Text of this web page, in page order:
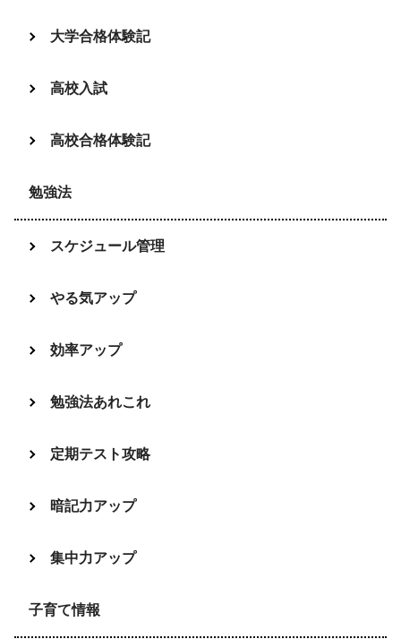
大学合格体験記
高校入試
高校合格体験記
勉強法
スケジュール管理
やる気アップ
効率アップ
勉強法あれこれ
定期テスト攻略
暗記力アップ
集中力アップ
子育て情報